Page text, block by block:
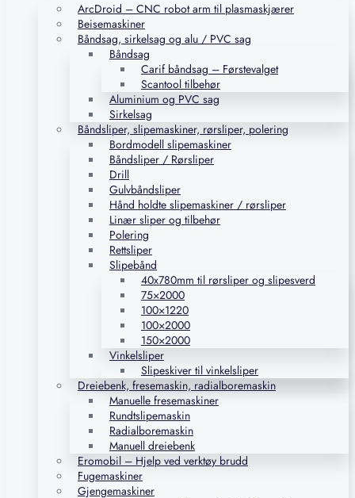
ArcDroid – CNC robot arm til plasmaskjærer
Beisemaskiner
Båndsag, sirkelsag og alu / PVC sag
Båndsag
Carif båndsag – Førstevalget
Scantool tilbehør
Aluminium og PVC sag
Sirkelsag
Båndsliper, slipemaskiner, rørsliper, polering
Bordmodell slipemaskiner
Båndsliper / Rørsliper
Drill
Gulvbåndsliper
Hånd holdte slipemaskiner / rørsliper
Linær sliper og tilbehør
Polering
Rettsliper
Slipebånd
40x780mm til rørsliper og slipesverd
75×2000
100×1220
100×2000
150×2000
Vinkelsliper
Slipeskiver til vinkelsliper
Dreiebenk, fresemaskin, radialboremaskin
Manuelle fresemaskiner
Rundtslipemaskin
Radialboremaskin
Manuell dreiebenk
Eromobil – Hjelp ved verktøy brudd
Fugemaskiner
Gjengemaskiner